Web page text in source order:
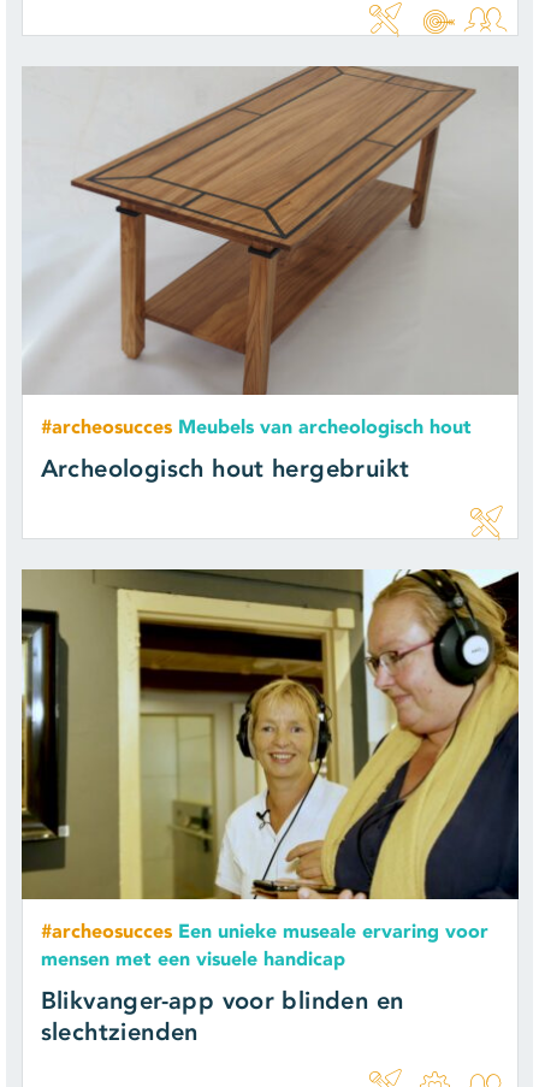
#archeosucces Meubels van archeologisch hout
Archeologisch hout hergebruikt
#archeosucces Een unieke museale ervaring voor
mensen met een visuele handicap
Blikvanger-app voor blinden en
slechtzienden